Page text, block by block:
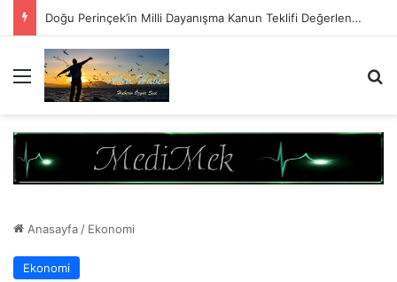
Doğu Perinçek’in Milli Dayanışma Kanun Teklifi Değerlendirmesi
Menü
Anasayfa / Ekonomi
Ekonomi